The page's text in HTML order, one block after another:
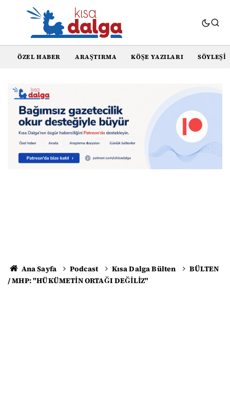
ÖZEL HABER ARAŞTIRMA KÖŞE YAZILARI SÖYLEŞI
Ana Sayfa Podcast Kısa Dalga Bülten
BÜLTEN
/ MHP: "HÜKÜMETİN ORTAĞI DEĞİLİZ"